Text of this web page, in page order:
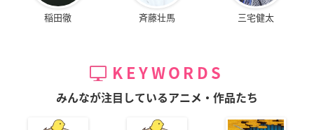
稲田徹 斉藤壮馬 三宅健太
KEYWORDS
みんなが注目しているアニメ・作品たち